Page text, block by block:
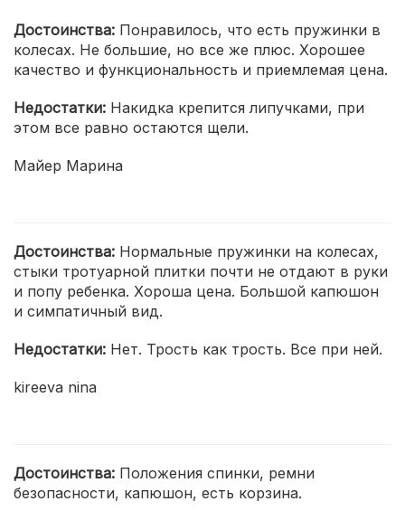
Достоинства: Понравилось, что есть пружинки в
колесах. Не большие, но все же плюс. Хорошее
качество и функциональность и приемлемая цена.
Недостатки: Накидка крепится липучками, при
этом все равно остаются щели.
Майер Марина
Достоинства: Нормальные пружинки на колесах,
стыки тротуарной плитки почти не отдают в руки
и попу ребенка. Хороша цена. Большой капюшон
и симпатичный вид.
Недостатки: Нет. Трость как трость. Все при ней.
kireeva nina
Достоинства: Положения спинки, ремни
безопасности, капюшон, есть корзина.